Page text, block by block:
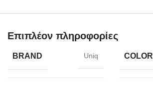
Επιπλέον πληροφορίες
BRAND Uniq COLOR